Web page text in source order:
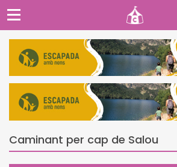
Caminant per cap de Salou